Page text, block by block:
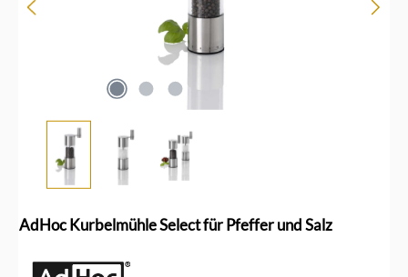
AdHoc Kurbelmühle Select für Pfeffer und Salz